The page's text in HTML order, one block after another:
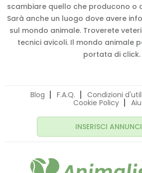
scambiare quello che producono o
Sarà anche un luogo dove avere
sul mondo animale. Troverete
tecnici avicoli. Il mondo animale
portata di click.
Blog F.A.Q. Condizioni
Cookie Policy
INSERISCI